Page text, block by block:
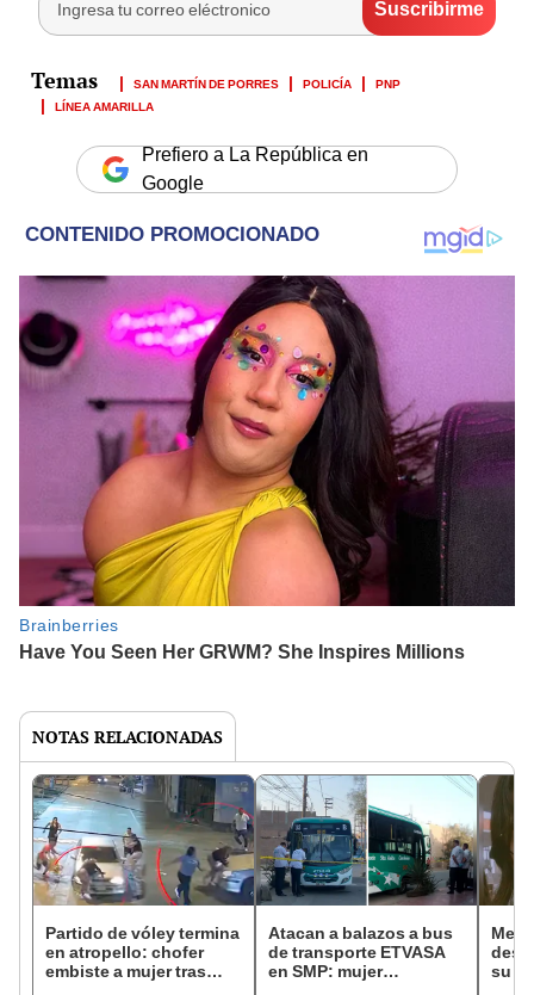
SAN MARTÍN DE PORRES POLICÍA
PNP
LÍNEA AMARILLA
Prefiero a La República en
Google
NOTAS RELACIONADAS
Partido de vóley termina
en atropello: chofer
embiste a mujer tras
Atacan a balazos a bus
de transporte ETVASA
en SMP: mujer
su